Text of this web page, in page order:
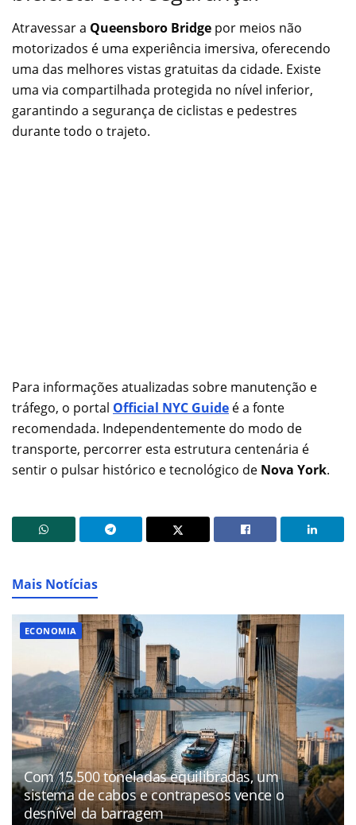
Atravessar a Queensboro Bridge por meios não
motorizados é uma experiência imersiva, oferecendo
uma das melhores vistas gratuitas da cidade. Existe
uma via compartilhada protegida no nível inferior,
garantindo a segurança de ciclistas e pedestres
durante todo o trajeto.
Para informações atualizadas sobre manutenção e
tráfego, o portal Official NYC Guide é a fonte
recomendada. Independentemente do modo de
transporte, percorrer esta estrutura centenária é
sentir o pulsar histórico e tecnológico de Nova York.
Mais Notícias
ECONOMIA
Com 15.500 toneladas equilibradas, um
sistema de cabos e contrapesos vence o
desnível da barragem